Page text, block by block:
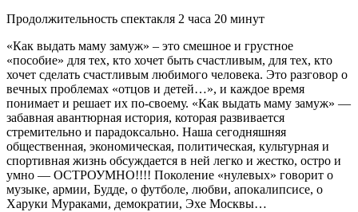
Продолжительность спектакля 2 часа 20 минут
«Как выдать маму замуж» – это смешное и грустное
«пособие» для тех, кто хочет быть счастливым, для тех, кто
хочет сделать счастливым любимого человека. Это разговор о
вечных проблемах «отцов и детей…», и каждое время
понимает и решает их по-своему. «Как выдать маму замуж» —
забавная авантюрная история, которая развивается
стремительно и парадоксально. Наша сегодняшняя
общественная, экономическая, политическая, культурная и
спортивная жизнь обсуждается в ней легко и жестко, остро и
умно — ОСТРОУМНО!!!! Поколение «нулевых» говорит о
музыке, армии, Будде, о футболе, любви, апокалипсисе, о
Харуки Мураками, демократии, Эхе Москвы…